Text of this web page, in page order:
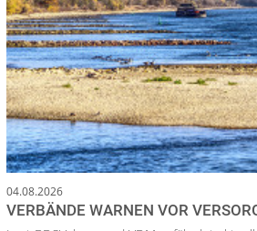
04.08.2026
VERBÄNDE WARNEN VOR